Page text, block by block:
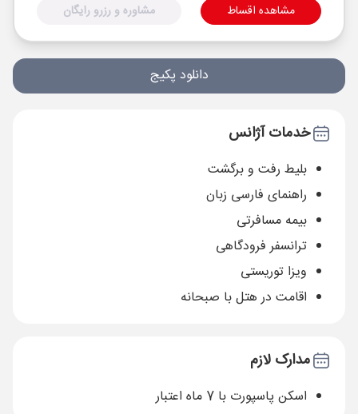
مشاهده اقساط مشاوره و رزرو رایگان
دانلود پکیج
خدمات آژانس
بلیط رفت و برگشت
راهنمای فارسی زبان
بیمه مسافرتی
ترانسفر فرودگاهی
ویزا توریستی
اقامت در هتل با صبحانه
مدارک لازم
اسکن پاسپورت با 7 ماه اعتبار